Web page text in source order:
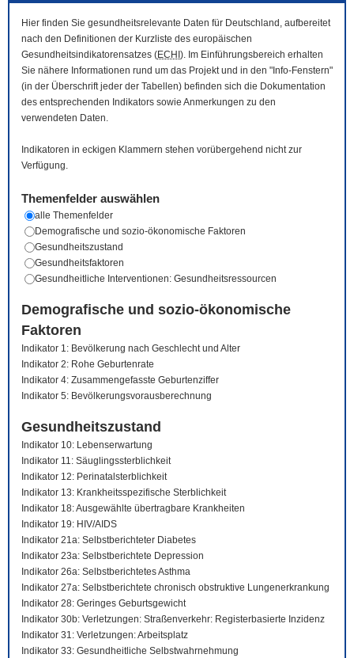
Hier finden Sie gesundheitsrelevante Daten für Deutschland, aufbereitet
nach den Definitionen der Kurzliste des europäischen
Gesundheitsindikatorensatzes (ECHI ). Im Einführungsbereich erhalten
Sie nähere Informationen rund um das Projekt und in den "Info-Fenstern"
(in der Überschrift jeder der Tabellen) befinden sich die Dokumentation
des entsprechenden Indikators sowie Anmerkungen zu den
verwendeten Daten.
Indikatoren in eckigen Klammern stehen vorübergehend nicht zur
Verfügung.
Themenfelder auswählen
alle Themenfelder
Demografische und sozio-ökonomische Faktoren
Gesundheitszustand
Gesundheitsfaktoren
Gesundheitliche Interventionen: Gesundheitsressourcen
Demografische und sozio-ökonomische
Faktoren
Indikator 1: Bevölkerung nach Geschlecht und Alter
Indikator 2: Rohe Geburtenrate
Indikator 4: Zusammengefasste Geburtenziffer
Indikator 5: Bevölkerungsvorausberechnung
Gesundheitszustand
Indikator 10: Lebenserwartung
Indikator 11: Säuglingssterblichkeit
Indikator 12: Perinatalsterblichkeit
Indikator 13: Krankheitsspezifische Sterblichkeit
Indikator 18: Ausgewählte übertragbare Krankheiten
Indikator 19: HIV/AIDS
Indikator 21a: Selbstberichteter Diabetes
Indikator 23a: Selbstberichtete Depression
Indikator 26a: Selbstberichtetes Asthma
Indikator 27a: Selbstberichtete chronisch obstruktive Lungenerkrankung
Indikator 28: Geringes Geburtsgewicht
Indikator 30b: Verletzungen: Straßenverkehr: Registerbasierte Inzidenz
Indikator 31: Verletzungen: Arbeitsplatz
Indikator 33: Gesundheitliche Selbstwahrnehmung